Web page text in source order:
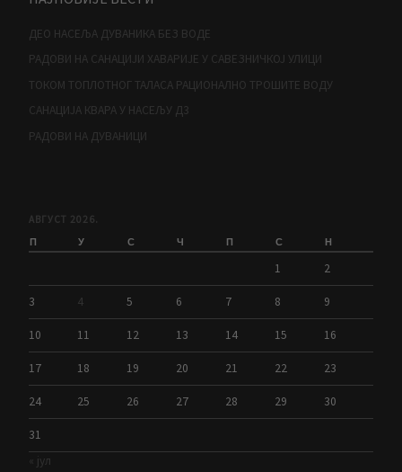
ДЕО НАСЕЉА ДУВАНИКА БЕЗ ВОДЕ
РАДОВИ НА САНАЦИЈИ ХАВАРИЈЕ У САВЕЗНИЧКОЈ УЛИЦИ
ТОКОМ ТОПЛОТНОГ ТАЛАСА РАЦИОНАЛНО ТРОШИТЕ ВОДУ
САНАЦИЈА КВАРА У НАСЕЉУ Д3
РАДОВИ НА ДУВАНИЦИ
АВГУСТ 2026.
П У С Ч П С Н
1 2
3 4 5 6 7 8 9
10 11 12 13 14 15 16
17 18 19 20 21 22 23
24 25 26 27 28 29 30
31
« јул